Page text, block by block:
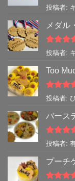
5段階中
投稿者:
メダル
5段階中
投稿者:
Too
5段階中
投稿者:
バース
5段階中
投稿者:
プーチ